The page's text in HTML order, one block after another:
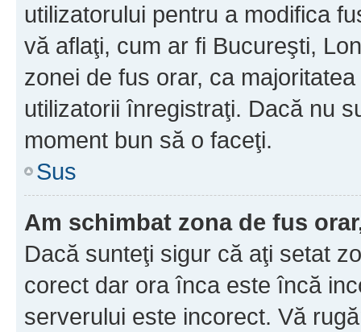
utilizatorului pentru a modifica
vă aflaţi, cum ar fi Bucureşti,
zonei de fus orar, ca
utilizatorii înregistraţi. Dacă nu
moment bun să o faceţi.
Sus
Am schimbat zona de fus
Dacă sunteţi sigur că aţi setat
corect dar ora înca este încă
serverului este incorect. Vă